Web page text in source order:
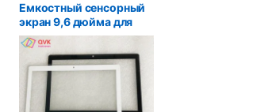
Емкостный сенсорный
экран 9,6 дюйма для
планшета Irbis TZ968
TZ961 TZ963 TZ960
TZ965 TZ969 TZ962